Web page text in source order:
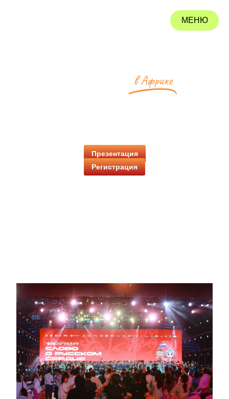
МЕНЮ
в Африке
Презентация
Регистрация